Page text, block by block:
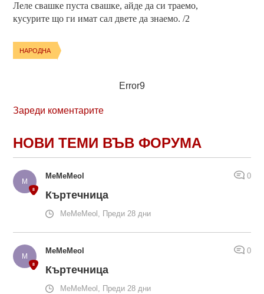
Леле свашке пуста свашке, айде да си траемо,
кусурите що ги имат сал двете да знаемо. /2
НАРОДНА
Error9
Зареди коментарите
НОВИ ТЕМИ ВЪВ ФОРУМА
MeMeMeol 0
Къртечница
MeMeMeol, Преди 28 дни
MeMeMeol 0
Къртечница
MeMeMeol, Преди 28 дни